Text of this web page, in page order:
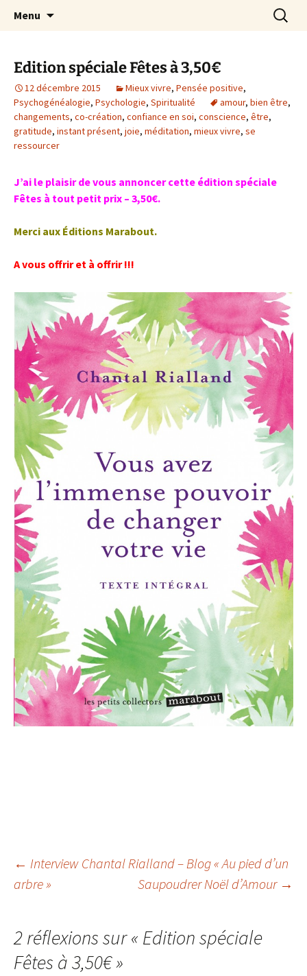
Mon big-bang intérieur
par Chantal Rialland
Menu
Edition spéciale Fêtes à 3,50€
12 décembre 2015 Mieux vivre, Pensée positive,
Psychogénéalogie, Psychologie, Spiritualité amour, bien être,
changements, co-création, confiance en soi, conscience, être,
gratitude, instant présent, joie, méditation, mieux vivre, se
ressourcer
J’ai le plaisir de vous annoncer cette édition spéciale
Fêtes à tout petit prix – 3,50€.
Merci aux Éditions Marabout.
A vous offrir et à offrir !!!
Navigation
articles
← Interview Chantal Rialland – Blog « Au pied d’un
arbre »
Saupoudrer Noël d’Amour →
2 réflexions sur « Edition spéciale
Fêtes à 3,50€»